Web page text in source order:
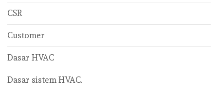
CSR
Customer
Dasar HVAC
Dasar sistem HVAC.